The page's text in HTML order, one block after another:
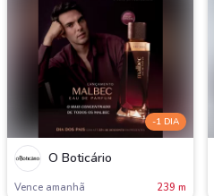
-1 DIA
O Boticário
Vence amanh 239 m